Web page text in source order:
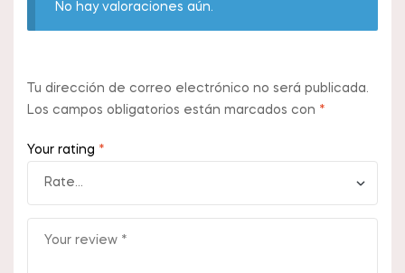
No hay valoraciones aún.
Tu dirección de correo electrónico no será publicada.
Los campos obligatorios están marcados con *
Your rating *